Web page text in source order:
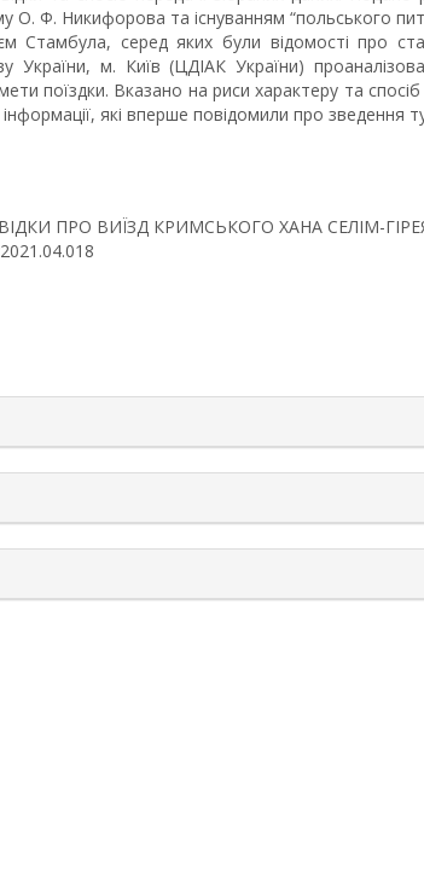
О. Ф. Никифорова та існуванням “польського
Стамбула, серед яких були відомості про
України, м. Київ (ЦДІАК України)
поїздки. Вказано на риси характеру та
які вперше повідомили про зведення
ПРО ВИЇЗД КРИМСЬКОГО ХАНА СЕЛІМ-